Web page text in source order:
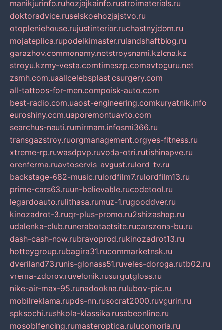
manikjurinfo.ruhozjajkainfo.rustroimaterials.ru
doktoradvice.ruselskoehozjajstvo.ru
otopleniehouse.rujustinterior.ruchastnyjdom.ru
mojateplica.rupodelkimaster.rulandshaftblog.ru
garazhov.commonamy.netstroysnami.kzlcna.kz
stroyu.kzmy-vesta.comtimeszp.comavtoguru.net
zsmh.com.uaallcelebsplasticsurgery.com
all-tattoos-for-men.compoisk-auto.com
best-radio.com.uaost-engineering.comkuryatnik.info
euroshiny.com.uaporemontuavto.com
searchus-nauti.rumirmam.infosmi366.ru
transgazstroy.ruorgmanagement.orgyes-fitness.ru
xtreme-rp.ruwasdpvp.ruvoda-otri.rutishinapve.ru
orenferma.ruavtoservis-avgust.rulord-tv.ru
backstage-682-music.rulordfilm7.rulordfilm13.ru
prime-cars63.ruun-believable.rucodetool.ru
legardoauto.rulithasa.rumuz-1.rugooddver.ru
kinozadrot-3.ruqr-plus-promo.ru2shizashop.ru
udalenka-club.runerabotaetsite.rucarszona-bu.ru
dash-cash-now.rubravoprod.rukinozadrot13.ru
hotteygroup.rubagira31.rudommarketnsk.ru
dveriland73.runis-glonass51.ruveles-doroga.rutb02.ru
vrema-zdorov.ruvelonik.rusurgutgloss.ru
nike-air-max-95.runadookna.rulubov-pic.ru
mobilreklama.rupds-nn.rusocrat2000.ruvgurin.ru
spksochi.rushkola-klassika.rusabeonline.ru
mosoblfencing.rumasteroptica.rulucomoria.ru